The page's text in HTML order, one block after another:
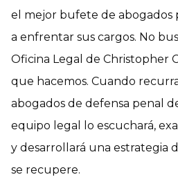
el mejor bufete de abogados
a enfrentar sus cargos. No
Oficina Legal de Christopher
que hacemos. Cuando
abogados de defensa penal
equipo legal lo escuchará,
y desarrollará una estrategia
se recupere.